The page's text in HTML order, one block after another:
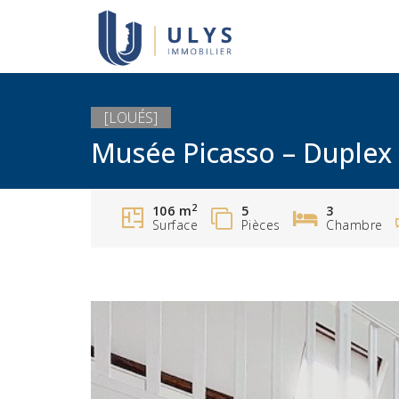
[LOUÉS]
Musée Picasso –
106 m2
Surface
5
Pièces
3
Chambre